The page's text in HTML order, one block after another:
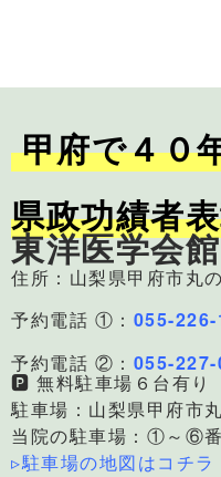
甲府で４０
県政功績者
東洋医学会館
住所：山梨県甲府市丸
予約電話 ①： 055-226-
予約電話 ②： 055-
🅿 無料駐車場６台有り
駐車場：山梨県甲府市
当院の駐車場：①～⑥番
▹駐車場の地図はコチラ